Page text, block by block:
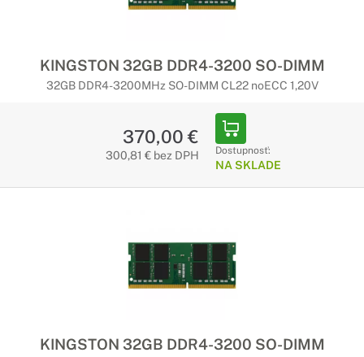
KINGSTON 32GB DDR4-3200 SO-DIMM
32GB DDR4-3200MHz SO-DIMM CL22 noECC 1,20V
370,00 €
300,81 € bez DPH Dostupnosť:
NA SKLADE
KINGSTON 32GB DDR4-3200 SO-DIMM